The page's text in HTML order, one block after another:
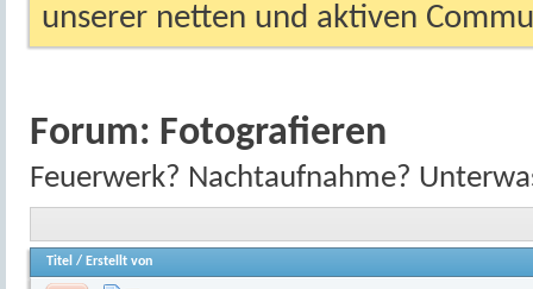
unserer netten und aktiven
Forum: Fotografieren
Feuerwerk? Nachtaufnahme?
Titel / Erstellt von